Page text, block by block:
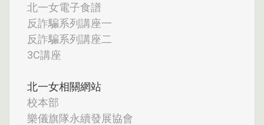
北一女電子食譜
反詐騙系列講座一
反詐騙系列講座二
3C講座
北一女相關網站
校本部
樂儀旗隊永續發展協會